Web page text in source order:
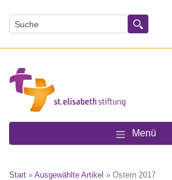
Suchen
Menü
Start » Ausgewählte Artikel » Ostern 2017